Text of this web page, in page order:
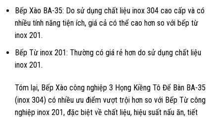
Bếp Xào BA-35: Do sử dụng chất liệu inox 304 cao cấp và có
nhiều tính năng tiện ích, giá cả có thể cao hơn so với bếp từ
inox 201.
Bếp Từ inox 201: Thường có giá rẻ hơn do sử dụng chất liệu
inox 201.
Tóm lại, Bếp Xào công nghiệp 3 Họng Kiềng Tô Để Bàn BA-35
(inox 304) có nhiều ưu điểm vượt trội hơn so với Bếp Từ công
nghiệp inox 201, đặc biệt về chất liệu, hiệu suất nấu ăn, tiết